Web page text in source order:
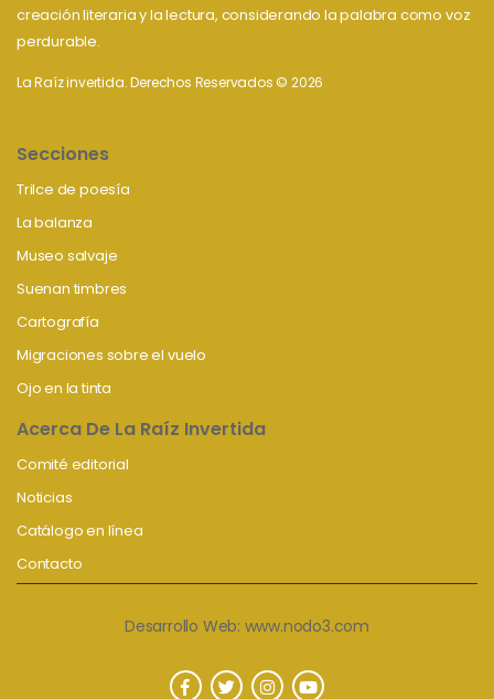
creación literaria y la lectura, considerando la palabra como voz
perdurable.
La Raíz invertida. Derechos Reservados © 2026
Secciones
Trilce de poesía
La balanza
Museo salvaje
Suenan timbres
Cartografía
Migraciones sobre el vuelo
Ojo en la tinta
Acerca De La Raíz Invertida
Comité editorial
Noticias
Catálogo en línea
Contacto
Desarrollo Web: www.nodo3.com